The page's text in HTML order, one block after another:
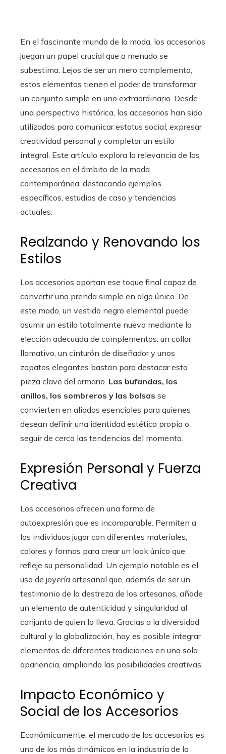
En el fascinante mundo de la moda, los accesorios
juegan un papel crucial que a menudo se
subestima. Lejos de ser un mero complemento,
estos elementos tienen el poder de transformar
un conjunto simple en uno extraordinario. Desde
una perspectiva histórica, los accesorios han sido
utilizados para comunicar estatus social, expresar
creatividad personal y completar un estilo
integral. Este artículo explora la relevancia de los
accesorios en el ámbito de la moda
contemporánea, destacando ejemplos
específicos, estudios de caso y tendencias
actuales.
Realzando y Renovando los
Estilos
Los accesorios aportan ese toque final capaz de
convertir una prenda simple en algo único. De
este modo, un vestido negro elemental puede
asumir un estilo totalmente nuevo mediante la
elección adecuada de complementos: un collar
llamativo, un cinturón de diseñador y unos
zapatos elegantes bastan para destacar esta
pieza clave del armario. Las bufandas, los
anillos, los sombreros y las bolsas se
convierten en aliados esenciales para quienes
desean definir una identidad estética propia o
seguir de cerca las tendencias del momento.
Expresión Personal y Fuerza
Creativa
Los accesorios ofrecen una forma de
autoexpresión que es incomparable. Permiten a
los individuos jugar con diferentes materiales,
colores y formas para crear un look único que
refleje su personalidad. Un ejemplo notable es el
uso de joyería artesanal que, además de ser un
testimonio de la destreza de los artesanos, añade
un elemento de autenticidad y singularidad al
conjunto de quien lo lleva. Gracias a la diversidad
cultural y la globalización, hoy es posible integrar
elementos de diferentes tradiciones en una sola
apariencia, ampliando las posibilidades creativas.
Impacto Económico y
Social de los Accesorios
Económicamente, el mercado de los accesorios es
uno de los más dinámicos en la industria de la